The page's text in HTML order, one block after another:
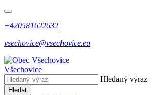
+420581622632
vsechovice@vsechovice.eu
Všechovice
Hledaný výraz
Hledat